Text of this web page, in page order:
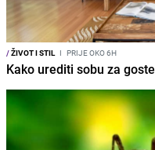
/ŽIVOT I STIL I PRIJE OKO 6H
Kako urediti sobu za